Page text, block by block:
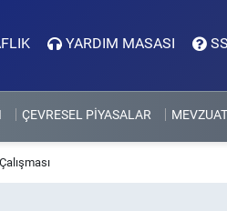
YARDIM MASASI
ÇEVRESEL PİYASALAR MEVZUAT